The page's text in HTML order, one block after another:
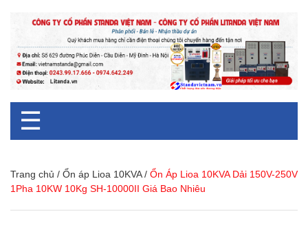
☰
Trang chủ / Ổn áp Lioa 10KVA / Ổn Áp Lioa 10KVA Dải 150V-250V
1Pha 10KW 10Kg SH-10000II Giá Bao Nhiêu